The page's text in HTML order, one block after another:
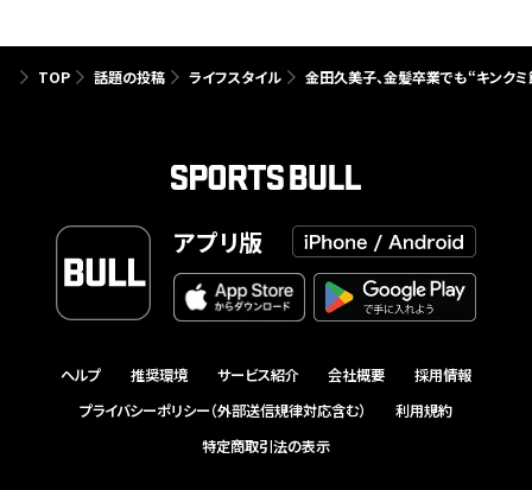
TOP 話題の投稿 ライフスタイル 金田久美子、金髪卒業でも“キンク
アプリ版
ヘルプ 推奨環境 サービス紹介 会社概要
採用情報
プライバシーポリシー（外部送信規律対応含む）
利用規約
特定商取引法の表示